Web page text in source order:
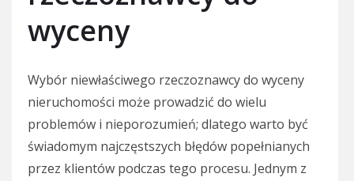
wyceny
Wybór niewłaściwego rzeczoznawcy do wyceny
nieruchomości może prowadzić do wielu
problemów i nieporozumień; dlatego warto być
świadomym najczęstszych błędów popełnianych
przez klientów podczas tego procesu. Jednym z